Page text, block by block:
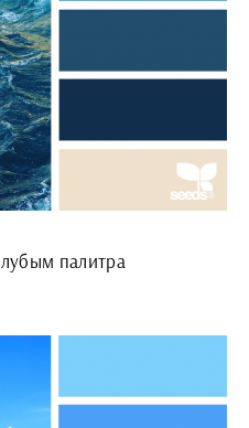
палитра